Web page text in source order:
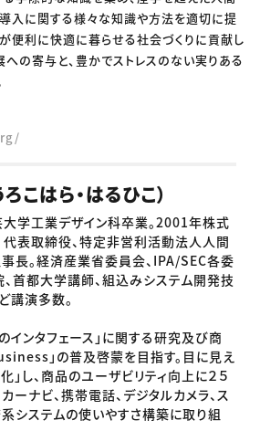
入に関する様々な知識や方法を適切に提
便利に快適に暮らせる社会づくりに貢献し
への寄与と、豊かでストレスのない実りある
こはら・はるひこ）
学工業デザイン科卒業。2001年株式
表取締役、特定非営利活動法人人間
長。経済産業省委員会、IPA/SEC各委
首都大学講師、組込みシステム開発技
講演多数。
インタフェース」に関する研究及び商
」の普及啓蒙を目指す。目に見え
」し、商品のユーザビリティ向上に２５
ーナビ、携帯電話、デジタルカメラ、ス
システムの使いやすさ構築に取り組